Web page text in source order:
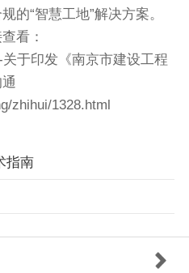
的“智慧工地”解决方案。
看：
于印发《南京市建设工程
zhihui/1328.html
指南